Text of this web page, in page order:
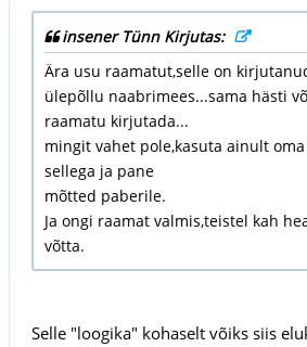
insener Tünn Kirjutas:
Ära usu raamatut,selle on
ülepõllu naabrimees...sama hästi
raamatu kirjutada...
mingit vahet pole,kasuta ainult
sellega ja pane
mõtted paberile.
Ja ongi raamat valmis,teistel kah
võtta.
Selle "loogika" kohaselt võiks siis